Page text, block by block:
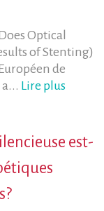
Optical
of Stenting)
de
Lire plus
est-